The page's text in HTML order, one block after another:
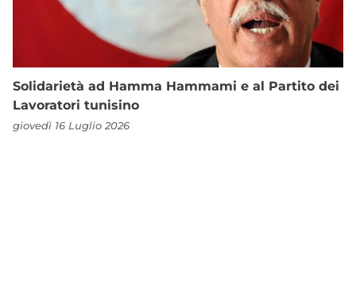
Solidarietà ad Hamma Hammami e al Partito dei
Lavoratori tunisino
giovedì 16 Luglio 2026